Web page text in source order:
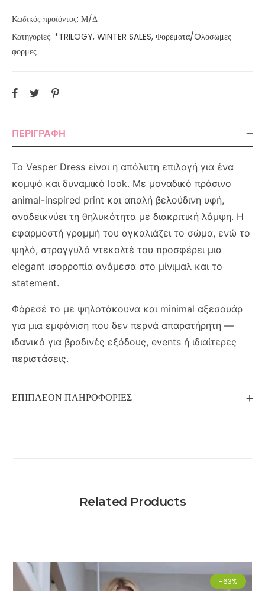
Κωδικός προϊόντος: Μ/Δ
Κατηγορίες: *TRILOGY, WINTER SALES, Φορέματα/Oλοσωμες
φορμες
ΠΕΡΙΓΡΑΦΉ
Το Vesper Dress είναι η απόλυτη επιλογή για ένα
κομψό και δυναμικό look. Με μοναδικό πράσινο
animal-inspired print και απαλή βελούδινη υφή,
αναδεικνύει τη θηλυκότητα με διακριτική λάμψη. Η
εφαρμοστή γραμμή του αγκαλιάζει το σώμα, ενώ το
ψηλό, στρογγυλό ντεκολτέ του προσφέρει μια
elegant ισορροπία ανάμεσα στο μίνιμαλ και το
statement.
Φόρεσέ το με ψηλοτάκουνα και minimal αξεσουάρ
για μια εμφάνιση που δεν περνά απαρατήρητη —
ιδανικό για βραδινές εξόδους, events ή ιδιαίτερες
περιστάσεις.
ΕΠΙΠΛΈΟΝ ΠΛΗΡΟΦΟΡΊΕΣ
Related Products
-63%